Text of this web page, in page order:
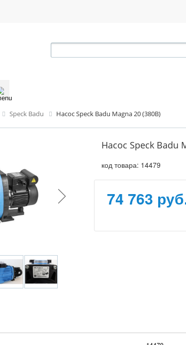
Speck Badu Насос Speck Badu Magna 20 (380В)
Насос Speck Badu
код товара: 14479
74 763